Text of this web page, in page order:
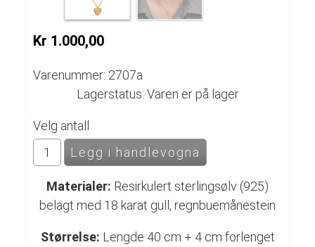
Kr 1.000,00
Varenummer: 2707a
Lagerstatus: Varen er på lager
Velg antall
Materialer: Resirkulert sterlingsølv (925)
belagt med 18 karat gull, regnbuemånestein
Størrelse: Lengde 40 cm + 4 cm forlenget